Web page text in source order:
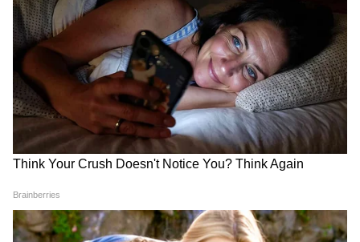
Kanwar Yatra: 95 वर्षीय दादी की इच्छा को
पूरी करने 25 पोते बने 'श्रवण कुमार'